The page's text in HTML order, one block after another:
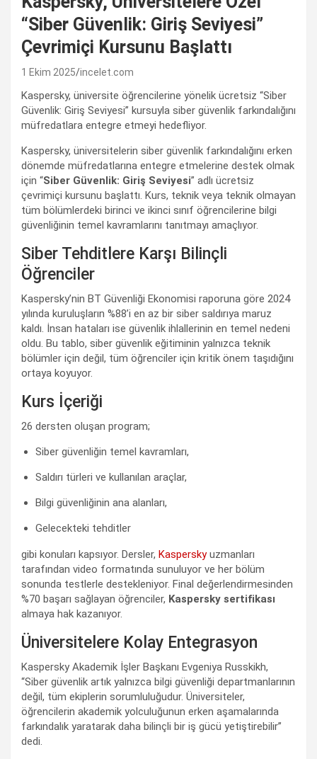
“Siber Güvenlik: Giriş Seviyesi”
Çevrimiçi Kursunu Başlattı
1 Ekim 2025 incelet.com
Kaspersky, üniversite öğrencilerine yönelik ücretsiz “Siber
Güvenlik: Giriş Seviyesi” kursuyla siber güvenlik farkındalığını
müfredatlara entegre etmeyi hedefliyor.
Kaspersky, üniversitelerin siber güvenlik farkındalığını erken
dönemde müfredatlarına entegre etmelerine destek olmak
için “Siber Güvenlik: Giriş Seviyesi” adlı ücretsiz
çevrimiçi kursunu başlattı. Kurs, teknik veya teknik olmayan
tüm bölümlerdeki birinci ve ikinci sınıf öğrencilerine bilgi
güvenliğinin temel kavramlarını tanıtmayı amaçlıyor.
Siber Tehditlere Karşı Bilinçli
Öğrenciler
Kaspersky’nin BT Güvenliği Ekonomisi raporuna göre 2024
yılında kuruluşların %88’i en az bir siber saldırıya maruz
kaldı. İnsan hataları ise güvenlik ihlallerinin en temel nedeni
oldu. Bu tablo, siber güvenlik eğitiminin yalnızca teknik
bölümler için değil, tüm öğrenciler için kritik önem taşıdığını
ortaya koyuyor.
Kurs İçeriği
26 dersten oluşan program;
Siber güvenliğin temel kavramları,
Saldırı türleri ve kullanılan araçlar,
Bilgi güvenliğinin ana alanları,
Gelecekteki tehditler
gibi konuları kapsıyor. Dersler, Kasperskyuzmanları
tarafından video formatında sunuluyor ve her bölüm
sonunda testlerle destekleniyor. Final değerlendirmesinden
%70 başarı sağlayan öğrenciler, Kaspersky sertifikası
almaya hak kazanıyor.
Üniversitelere Kolay Entegrasyon
Kaspersky Akademik İşler Başkanı Evgeniya Russkikh,
“Siber güvenlik artık yalnızca bilgi güvenliği departmanlarının
değil, tüm ekiplerin sorumluluğudur. Üniversiteler,
öğrencilerin akademik yolculuğunun erken aşamalarında
farkındalık yaratarak daha bilinçli bir iş gücü yetiştirebilir”
dedi.